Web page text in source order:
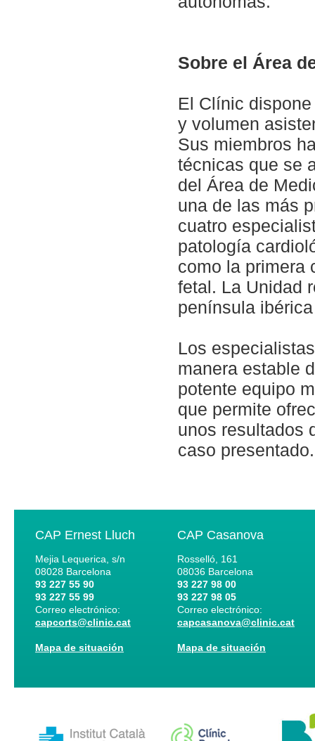
Sobre el Área
El Clínic
y volumen
Sus miembros
técnicas que se
del Área de
una de las más
cuatro
patología
como la primera
fetal. La Unidad
península
Los
manera estable
potente equipo
que permite
unos resultados
caso presentado.
CAP Ernest Lluch
Mejia Lequerica, s/n
08028 Barcelona
93 227 55 90
93 227 55 99
Correo electrónico:
capcorts@clinic.cat
Mapa de situación
CAP Casanova
Rosselló, 161
08036 Barcelona
93 227 98 00
93 227 98 05
Correo electrónico:
capcasanova@clinic.cat
Mapa de situación